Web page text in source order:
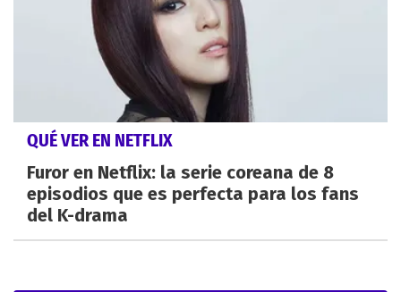
QUÉ VER EN NETFLIX
Furor en Netflix: la serie coreana de 8
episodios que es perfecta para los fans
del K-drama